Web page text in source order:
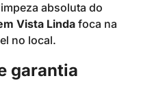
absoluta do
Vista Linda foca na
no local.
garantia